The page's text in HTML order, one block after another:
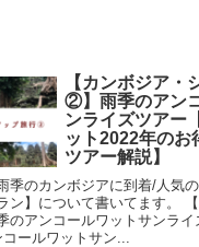
【カンボジア・
②】雨季のアン
ンライズツアー
ット2022年のお
ツアー解説】
季のカンボジアに到着/人気
ン】について書いてます。
のアンコールワットサンラ
ールワットサン...